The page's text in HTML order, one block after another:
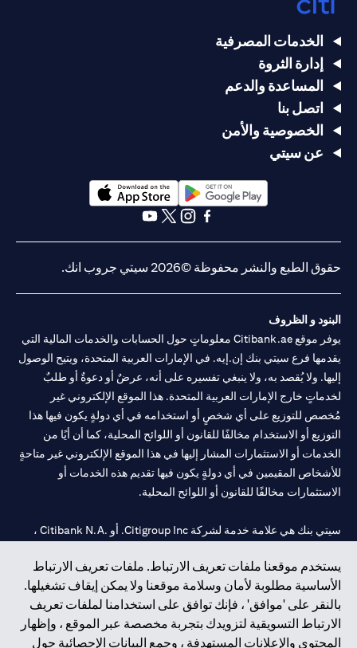
يستخدم موقعنا ملفات تعريف الارتباط. ملفات تعريف الارتباط
الأساسية مطلوبة لأمان وسلامة موقعنا ولا يمكن إيقاف تشغيلها.
بالنقر على 'موافق' ، فإنك توافق على استخدامنا لملفات تعريف
الارتباط التسويقية لتزويدك بتجربة مخصصة عبر الموقع ، وإظهار
المحتوى والإعلانات المستهدفة ، وجمع البيانات الإحصائية حول
الخدمات المصرفية
إدارة الثروة
المساعدة والدعم
اتصل بنا
الخصوصية والأمن
عن سيتي
(opens in a new tab)
حقوق الطبع والنشر محفوظة ©2026 سيتي جروب انك.
البنود و الظروف
يوفر موقع Citibank.ae معلوماتٍ حول الحسابات والخدمات المالية التي
يقدمها فرع سيتي بنك إن.إيه. في الإمارات العربية المتحدة، ويتيح الوصول
إليها. ولا يُقصد به، ولا ينبغي تفسيره على أنه، عرضٌ أو دعوةٌ أو طلبٌ
لخدماتٍ خارج الإمارات العربية المتحدة. هذا الموقع الإلكتروني غير
مُخصص للتوزيع على أي شخصٍ أو استخدامه في أي دولةٍ يكون فيها هذا
التوزيع أو الاستخدام مخالفًا للقانون أو اللوائح المحلية، كما أن أيًا من
الخدمات أو الاستثمارات المشار إليها في هذا الموقع الإلكتروني غير متاحةٍ
للأشخاص المقيمين في أي دولةٍ يكون فيها تقديم هذه الخدمات أو
الاستثمارات مخالفًا للقانون أو اللوائح المحلية.
سيتي بنك هي علامة خدمة لشركة Citigroup Inc. أو .Citibank N.A ،
سيتي بنك إن. إيه. الإمارات مسجل لدى مصرف الإمارات المركزي تحت
أرقام التراخيص 202563 لفرع الوصل في دبي، 531989 لفرع مول
الإمارات في دبي، وCN-1002019لفرع أبوظبي. هاتف: 4000 311 04.
فرع سيتي بنك إن إيه - الإمارات العربية المتحدة مرخص من مصرف